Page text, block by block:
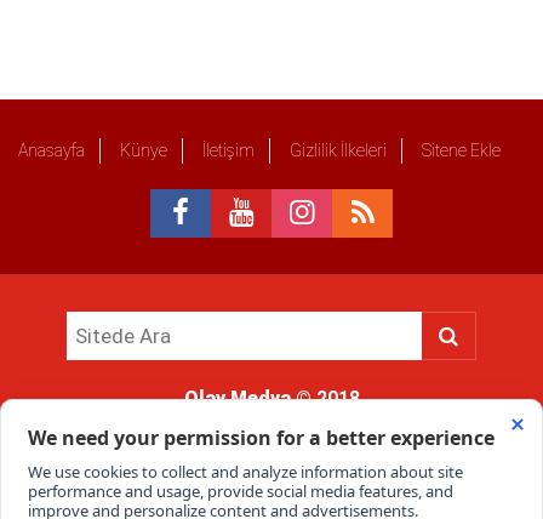
Anasayfa Künye İletişim Gizlilik İlkeleri Sitene Ekle
Olay Medya© 2018
kullanımı hukuki yaptırıma tabidir.